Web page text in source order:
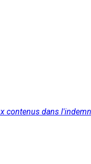
contenus dans